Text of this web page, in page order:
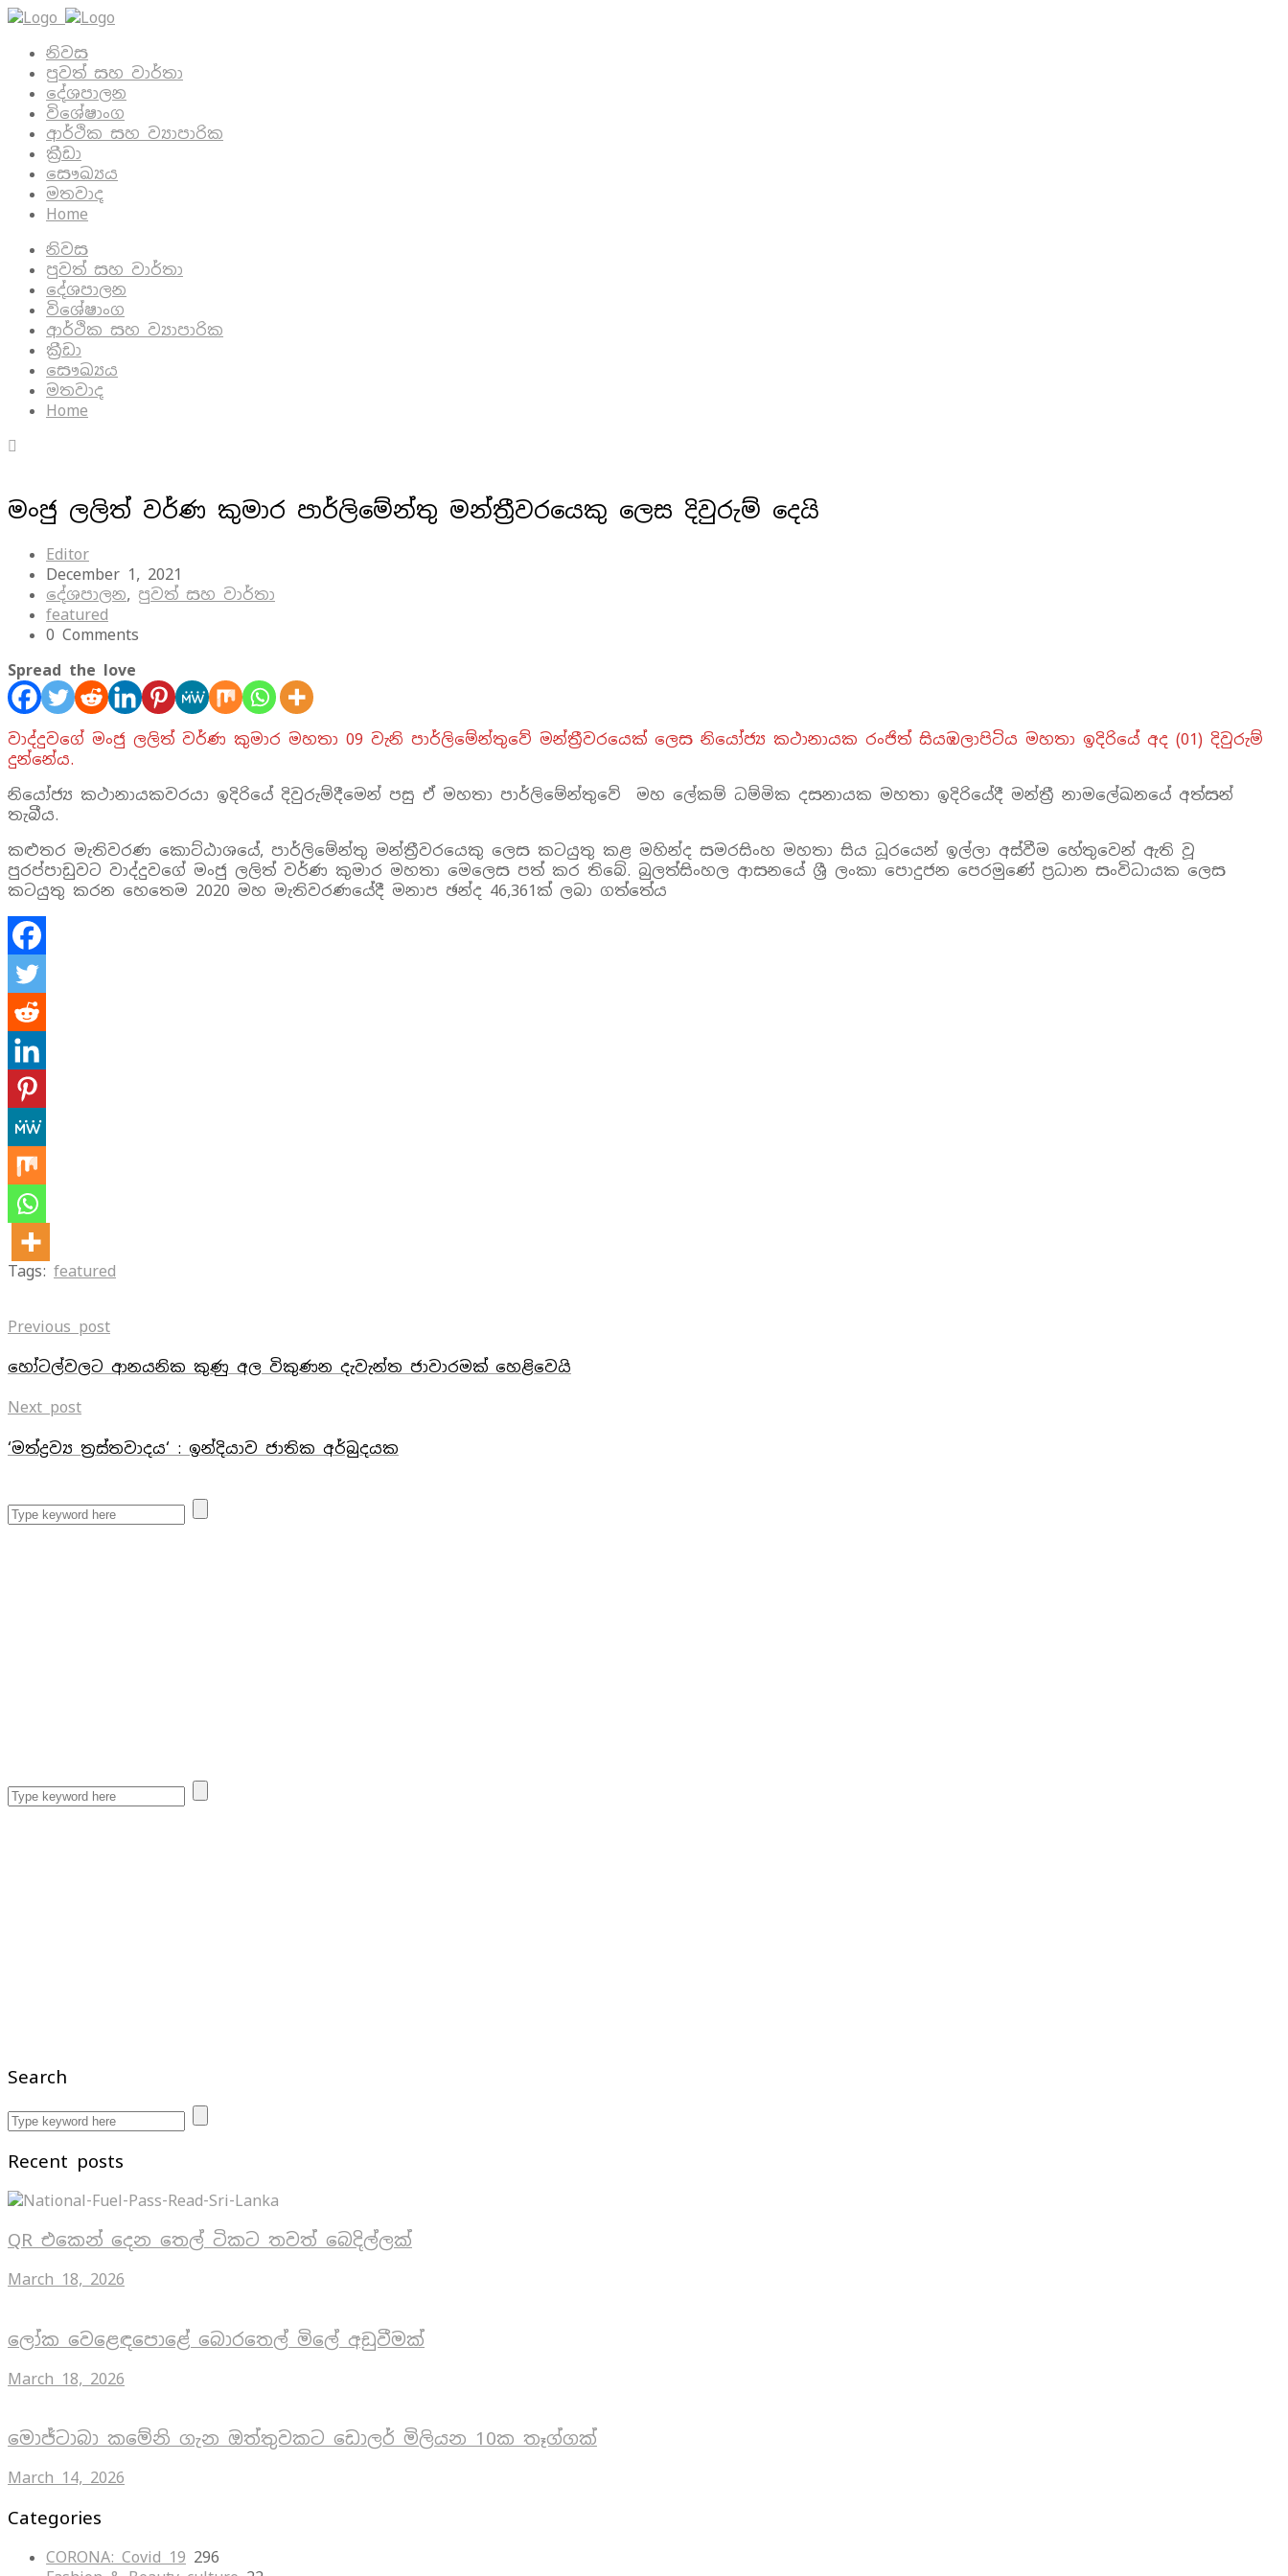
නිවස
පුවත් සහ වාර්තා
දේශපාලන
විශේෂාංග
ආර්ථික සහ ව්‍යාපාරික
ක්‍රීඩා
සෞඛ්‍යය
මතවාද
Home
නිවස
පුවත් සහ වාර්තා
දේශපාලන
විශේෂාංග
ආර්ථික සහ ව්‍යාපාරික
ක්‍රීඩා
සෞඛ්‍යය
මතවාද
Home
මංජු ලලිත් වර්ණ කුමාර පාර්ලිමේන්තු මන්ත්‍රීවරයෙකු ලෙස දිවුරුම් දෙයි
Editor
December 1, 2021
දේශපාලන, පුවත් සහ වාර්තා
featured
0 Comments
Spread the love
වාද්දුවගේ මංජු ලලිත් වර්ණ කුමාර මහතා 09 වැනි පාර්ලිමේන්තුවේ මන්ත්‍රීවරයෙක් ලෙස නියෝජ්‍ය කථානායක රංජිත් සියඹලාපිටිය මහතා ඉදිරියේ අද (01) දිවුරුම්
දුන්නේය.
නියෝජ්‍ය කථානායකවරයා ඉදිරියේ දිවුරුම්දීමෙන් පසු ඒ මහතා පාර්ලිමේන්තුවේ මහ ලේකම් ධම්මික දසනායක මහතා ඉදිරියේදී මන්ත්‍රී නාමලේඛනයේ අත්සන්
තැබීය.
කළුතර මැතිවරණ කොට්ඨාශයේ, පාර්ලිමේන්තු මන්ත්‍රීවරයෙකු ලෙස කටයුතු කළ මහින්ද සමරසිංහ මහතා සිය ධූරයෙන් ඉල්ලා අස්වීම හේතුවෙන් ඇති වූ
පුරප්පාඩුවට වාද්දුවගේ මංජු ලලිත් වර්ණ කුමාර මහතා මෙලෙස පත් කර තිබේ. බුලත්සිංහල ආසනයේ ශ්‍රී ලංකා පොදුජන පෙරමුණේ ප්‍රධාන සංවිධායක ලෙස
කටයුතු කරන හෙතෙම 2020 මහ මැතිවරණයේදී මනාප ඡන්ද 46,361ක් ලබා ගත්තේය
Tags: featured
Previous post
හෝටල්වලට ආනයනික කුණු අල විකුණන දැවැන්ත ජාවාරමක් හෙළිවෙයි
Next post
‘මත්ද්‍රව්‍ය ත්‍රස්තවාදය‘ : ඉන්දියාව ජාතික අර්බුදයක
Search
Recent posts
QR එකෙන් දෙන තෙල් ටිකට තවත් බෙදිල්ලක්
March 18, 2026
ලෝක වෙළෙඳපොළේ බොරතෙල් මිලේ අඩුවීමක්
March 18, 2026
මොජ්ටාබා කමේනි ගැන ඔත්තුවකට ඩොලර් මිලියන 10ක තෑග්ගක්
March 14, 2026
Categories
CORONA: Covid 19 296